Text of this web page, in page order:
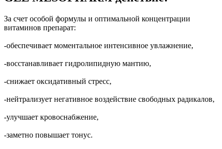
За счет особой формулы и оптимальной концентрации
витаминов препарат:
-обеспечивает моментальное интенсивное увлажнение,
-восстанавливает гидролипидную мантию,
-снижает оксидативный стресс,
-нейтрализует негативное воздействие свободных радикалов,
-улучшает кровоснабжение,
-заметно повышает тонус.